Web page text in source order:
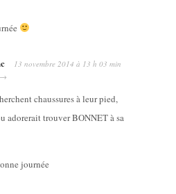
13 novembre 2014 à 13 h 03 min
→
chaussures à leur pied,
adorerait trouver BONNET à sa
journée